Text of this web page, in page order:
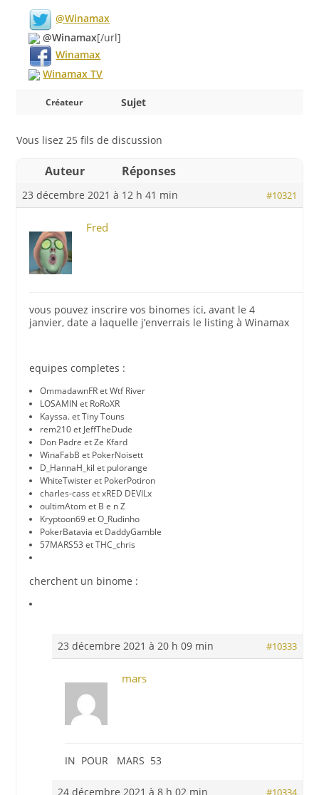
@Winamax
@Winamax[/url]
Winamax
Winamax TV
Créateur Sujet
Vous lisez 25 fils de discussion
Auteur Réponses
23 décembre 2021 à 12 h 41 min #10321
Fred
vous pouvez inscrire vos binomes ici, avant le 4
janvier, date a laquelle j’enverrais le listing à Winamax
equipes completes :
OmmadawnFR et Wtf River
LOSAMIN et RoRoXR
Kayssa. et Tiny Touns
rem210 et JeffTheDude
Don Padre et Ze Kfard
WinaFabB et PokerNoisett
D_HannaH_kil et pulorange
WhiteTwister et PokerPotiron
charles-cass et xRED DEVILx
oultimAtom et B e n Z
Kryptoon69 et O_Rudinho
PokerBatavia et DaddyGamble
57MARS53 et THC_chris
cherchent un binome :
23 décembre 2021 à 20 h 09 min #10333
mars
IN POUR MARS 53
24 décembre 2021 à 8 h 02 min #10334